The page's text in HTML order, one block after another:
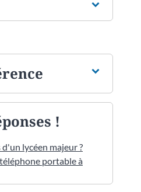
!
lycéen majeur ?
portable à